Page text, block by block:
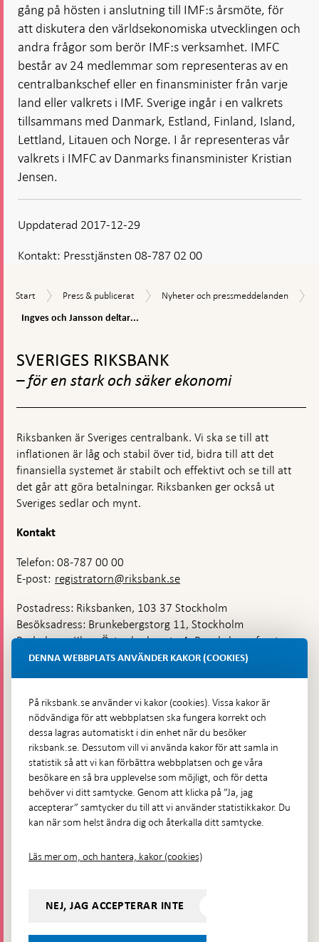
gång på hösten i anslutning till IMF:s årsmöte, för
att diskutera den världsekonomiska utvecklingen och
andra frågor som berör IMF:s verksamhet. IMFC
består av 24 medlemmar som representeras av en
centralbankschef eller en finansminister från varje
land eller valkrets i IMF. Sverige ingår i en valkrets
tillsammans med Danmark, Estland, Finland, Island,
Lettland, Litauen och Norge. I år representeras vår
valkrets i IMFC av Danmarks finansminister Kristian
Jensen.
Kontakt: Presstjänsten 08-787 02 00
Uppdaterad 2017-12-29
Start
Start
Press
publicerat
Press & publicerat
Nyheter
Nyheter och pressmeddelanden
Ingves
och
vid
IMF:s
vårmöte
Ingves och Jansson deltar...
toppnavigation
SVERIGES RIKSBANK
– för en stark och säker ekonomi
Riksbanken är Sveriges centralbank. Vi ska se till att
inflationen är låg och stabil över tid, bidra till att det
finansiella systemet är stabilt och effektivt och se till att
det går att göra betalningar. Riksbanken ger också ut
Sveriges sedlar och mynt.
Kontakt
Telefon: 08-787 00 00
E-post: registratorn@riksbank.se
Postadress: Riksbanken, 103 37 Stockholm
Besöksadress: Brunkebergstorg 11, Stockholm
Budadress: Klara Östra kyrkogata 4, Brunkebergsfaret,
Lastplats 6
Hitta direkt
Frågor och svar-
Öppnas
i
ny
flik
Till Riksbankens webbarkiv-
Öppnas
i
ny
Presskontakt
Integritetspolicy
Följ oss på sociala medier
Dela
DENNA WEBBPLATS ANVÄNDER KAKOR (COOKIES)
På riksbank.se använder vi kakor (cookies). Vissa kakor är
nödvändiga för att webbplatsen ska fungera korrekt och
dessa lagras automatiskt i din enhet när du besöker
riksbank.se. Dessutom vill vi använda kakor för att samla in
statistik så att vi kan förbättra webbplatsen och ge våra
besökare en så bra upplevelse som möjligt, och för detta
behöver vi ditt samtycke. Genom att klicka på ”Ja, jag
accepterar” samtycker du till att vi använder statistikkakor. Du
kan när som helst ändra dig och återkalla ditt samtycke.
Läs mer om, och hantera, kakor (cookies)
NEJ, JAG ACCEPTERAR INTE